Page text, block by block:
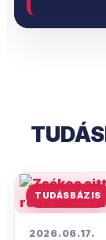
TUDÁSBÁZIS
2026.06.17.